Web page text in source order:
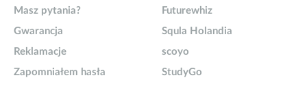
Masz pytania?
Gwarancja
Reklamacje
Zapomniałem hasła
Futurewhiz
Squla Holandia
scoyo
StudyGo